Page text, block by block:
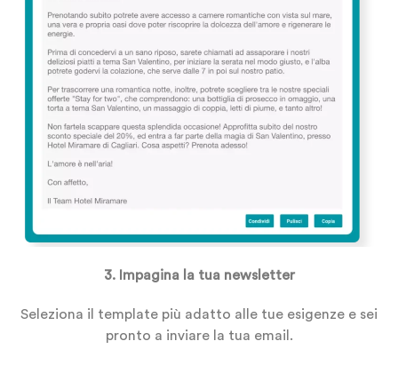
3. Impagina la tua newsletter
Seleziona il template più adatto alle tue esigenze e sei
pronto a inviare la tua email.